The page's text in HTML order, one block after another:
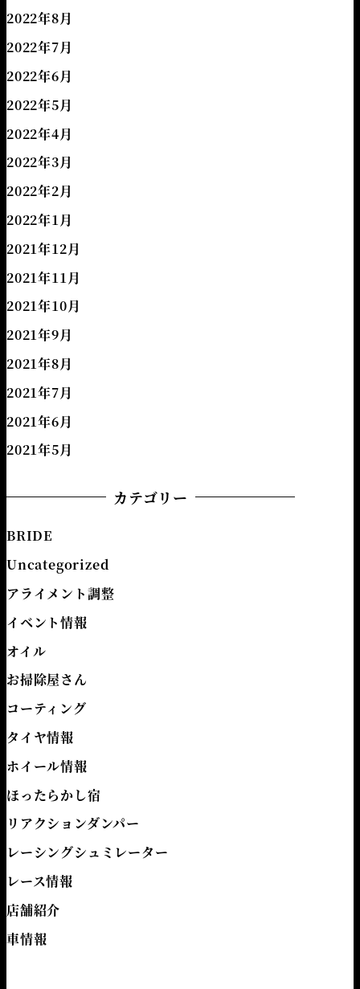
2022年8月
2022年7月
2022年6月
2022年5月
2022年4月
2022年3月
2022年2月
2022年1月
2021年12月
2021年11月
2021年10月
2021年9月
2021年8月
2021年7月
2021年6月
2021年5月
カテゴリー
BRIDE
Uncategorized
アライメント調整
イベント情報
オイル
お掃除屋さん
コーティング
タイヤ情報
ホイール情報
ほったらかし宿
リアクションダンパー
レーシングシュミレーター
レース情報
店舗紹介
車情報